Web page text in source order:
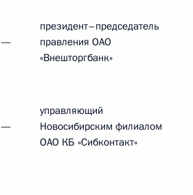
—
президент–председатель
правления ОАО
«Внешторгбанк»
—
управляющий
Новосибирским филиалом
ОАО КБ «Сибконтакт»